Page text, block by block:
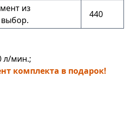
из
440
л/мин.;
комплекта в подарок!